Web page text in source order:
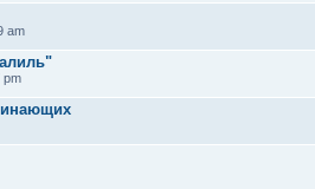
am
pm